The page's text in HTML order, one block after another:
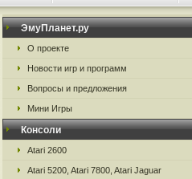
ЭмуПланет.ру
О проекте
Новости игр и программ
Вопросы и предложения
Мини Игры
Консоли
Atari 2600
Atari 5200, Atari 7800, Atari Jaguar